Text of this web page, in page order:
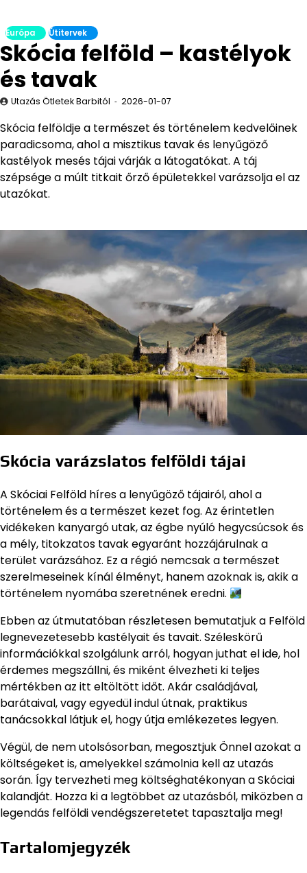
Európa Útitervek
Skócia felföld – kastélyok
és tavak
Utazás Ötletek Barbitól 2026-01-07
Skócia felföldje a természet és történelem kedvelőinek
paradicsoma, ahol a misztikus tavak és lenyűgöző
kastélyok mesés tájai várják a látogatókat. A táj
szépsége a múlt titkait őrző épületekkel varázsolja el az
utazókat.
Skócia varázslatos felföldi tájai
A Skóciai Felföld híres a lenyűgöző tájairól, ahol a
történelem és a természet kezet fog. Az érintetlen
vidékeken kanyargó utak, az égbe nyúló hegycsúcsok és
a mély, titokzatos tavak egyaránt hozzájárulnak a
terület varázsához. Ez a régió nemcsak a természet
szerelmeseinek kínál élményt, hanem azoknak is, akik a
történelem nyomába szeretnének eredni.
Ebben az útmutatóban részletesen bemutatjuk a Felföld
legnevezetesebb kastélyait és tavait. Széleskörű
információkkal szolgálunk arról, hogyan juthat el ide, hol
érdemes megszállni, és miként élvezheti ki teljes
mértékben az itt eltöltött időt. Akár családjával,
barátaival, vagy egyedül indul útnak, praktikus
tanácsokkal látjuk el, hogy útja emlékezetes legyen.
Végül, de nem utolsósorban, megosztjuk Önnel azokat a
költségeket is, amelyekkel számolnia kell az utazás
során. Így tervezheti meg költséghatékonyan a Skóciai
kalandját. Hozza ki a legtöbbet az utazásból, miközben a
legendás felföldi vendégszeretetet tapasztalja meg!
Tartalomjegyzék